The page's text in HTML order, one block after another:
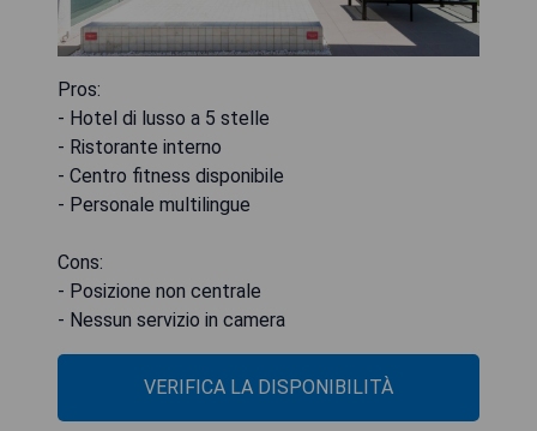
Pros:
- Hotel di lusso a 5 stelle
- Ristorante interno
- Centro fitness disponibile
- Personale multilingue
Cons:
- Posizione non centrale
- Nessun servizio in camera
VERIFICA LA DISPONIBILITÀ